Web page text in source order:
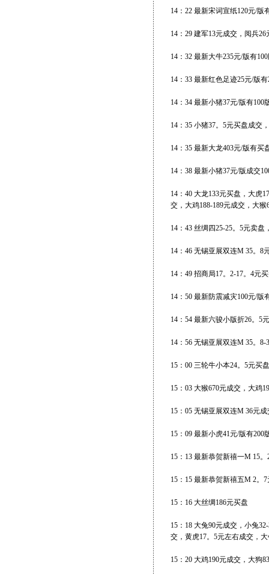
14：22 最新宋词宣纸120元/版
14：29 建军13元成交，阅兵26
14：32 最新大牛235元/版有
14：33 最新红色足迹25元/版
14：34 最新小猪37元/版有100
14：35 小猪37。5元买盘成交
14：35 最新大龙403元/版有买
14：38 最新小猪37元/版成交
14：40 大龙133元买盘，大虎
交，大鸡188-189元成交，大猴
14：43 丝绸四25-25。5元卖盘
14：46 无锡亚展双连M 35。8
14：49 招商局17。2-17。4元
14：50 最新防震减灾100元/版
14：54 最新六骏小版折26。5
14：56 无锡亚展双连M 35。8-
15：00 三轮牛小本24。5元买
15：03 大猴670元成交，大鸡
15：05 无锡亚展双连M 36元
15：09 最新小虎41元/版有
15：13 最新恭贺新禧一M 15
15：15 最新恭贺新禧五M 2。
15：16 大丝绸186元买盘
15：18 大兔90元成交，小兔
交，黄虎17。5元左右成交，
15：20 大鸡190元成交，大狗